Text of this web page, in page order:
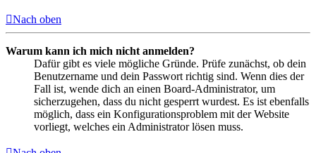
Nach oben
Warum kann ich mich nicht anmelden?
Dafür gibt es viele mögliche Gründe. Prüfe zunächst, ob dein
Benutzername und dein Passwort richtig sind. Wenn dies der
Fall ist, wende dich an einen Board-Administrator, um
sicherzugehen, dass du nicht gesperrt wurdest. Es ist ebenfalls
möglich, dass ein Konfigurationsproblem mit der Website
vorliegt, welches ein Administrator lösen muss.